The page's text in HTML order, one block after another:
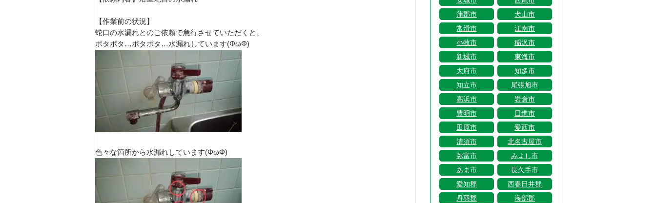
【作業前の状況】
蛇口の水漏れとのご依頼で急行させていただくと、
ポタポタ…ポタポタ…水漏れしています(ΦωΦ)
色々な箇所から水漏れしています(ΦωΦ)
蒲郡市
犬山市
常滑市
江南市
小牧市
稲沢市
新城市
東海市
大府市
知多市
知立市
尾張旭市
高浜市
岩倉市
豊明市
日進市
田原市
愛西市
清須市
北名古屋市
弥富市
みよし市
あま市
長久手市
愛知郡
西春日井郡
丹羽郡
海部郡